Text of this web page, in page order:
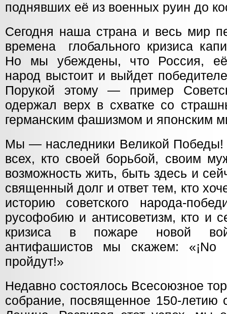
поднявших её из военных руин до
Сегодня наша страна и весь мир
времена глобального кризиса
Но мы убеждены, что Россия, её
народ выстоит и выйдет
Порукой этому — пример
одержал верх в схватке со
германским фашизмом и японским
Мы — наследники Великой Победы!
всех, кто своей борьбой, своим
возможность жить, быть здесь и
священный долг и ответ тем, кто
историю советского народа-
русофобию и антисоветизм, кто и
кризиса в пожаре новой
антифашистов мы скажем:
пройдут!»
Недавно состоялось Всесоюзное
собрание, посвященное 150-